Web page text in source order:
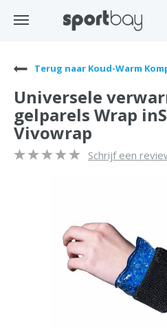
Terug naar Koud-Warm
Universele
gelparels Wrap
Vivowrap
Schrijf een